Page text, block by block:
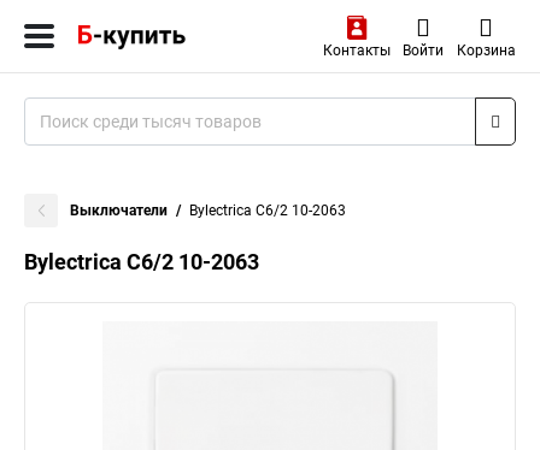
Контакты Войти Корзина
Выключатели Bylectrica С6/2 10-2063
Bylectrica С6/2 10-2063